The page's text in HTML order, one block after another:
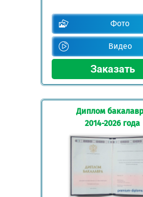
Фото
Видео
Диплом
2014-2026 года